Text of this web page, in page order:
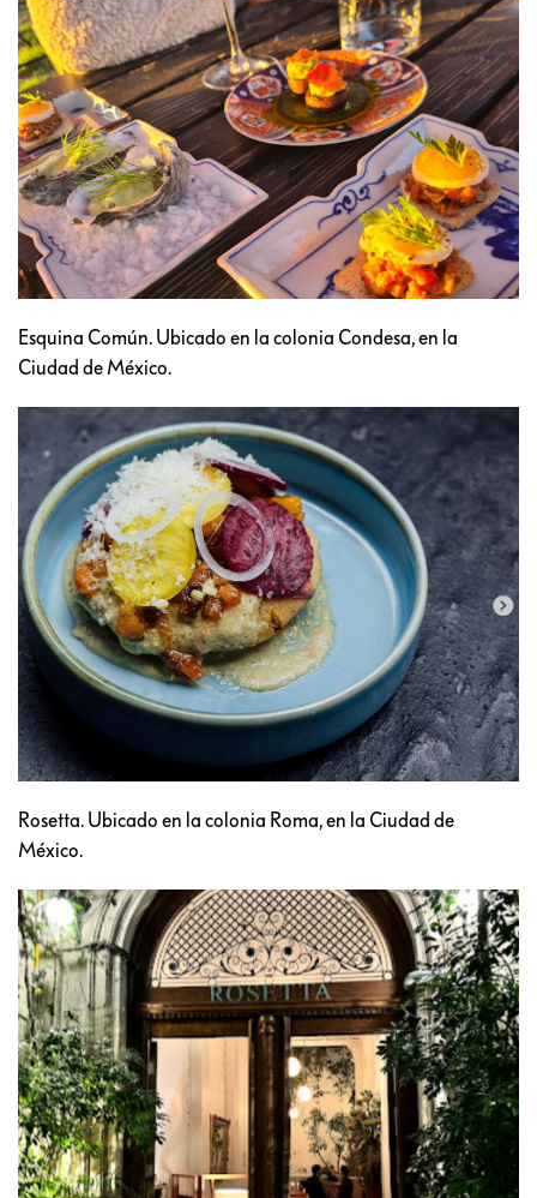
Esquina Común. Ubicado en la colonia Condesa, en la
Ciudad de México.
Rosetta. Ubicado en la colonia Roma, en la Ciudad de
México.